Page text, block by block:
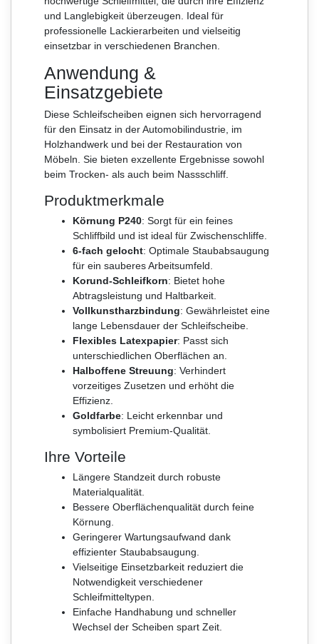
und Langlebigkeit überzeugen. Ideal für
professionelle Lackierarbeiten und vielseitig
einsetzbar in verschiedenen Branchen.
Anwendung &
Einsatzgebiete
Diese Schleifscheiben eignen sich hervorragend
für den Einsatz in der Automobilindustrie, im
Holzhandwerk und bei der Restauration von
Möbeln. Sie bieten exzellente Ergebnisse sowohl
beim Trocken- als auch beim Nassschliff.
Produktmerkmale
Körnung P240: Sorgt für ein feines
Schliffbild und ist ideal für Zwischenschliffe.
6-fach gelocht: Optimale Staubabsaugung
für ein sauberes Arbeitsumfeld.
Korund-Schleifkorn: Bietet hohe
Abtragsleistung und Haltbarkeit.
Vollkunstharzbindung: Gewährleistet eine
lange Lebensdauer der Schleifscheibe.
Flexibles Latexpapier: Passt sich
unterschiedlichen Oberflächen an.
Halboffene Streuung: Verhindert
vorzeitiges Zusetzen und erhöht die
Effizienz.
Goldfarbe: Leicht erkennbar und
symbolisiert Premium-Qualität.
Ihre Vorteile
Längere Standzeit durch robuste
Materialqualität.
Bessere Oberflächenqualität durch feine
Körnung.
Geringerer Wartungsaufwand dank
effizienter Staubabsaugung.
Vielseitige Einsetzbarkeit reduziert die
Notwendigkeit verschiedener
Schleifmitteltypen.
Einfache Handhabung und schneller
Wechsel der Scheiben spart Zeit.